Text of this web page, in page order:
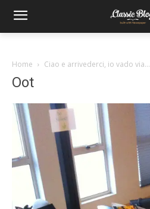
Home Ciao e arrivederci, io vado via…
Oot